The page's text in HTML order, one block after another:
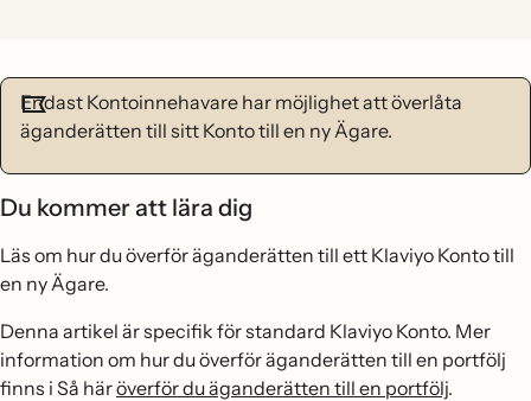
Endast Kontoinnehavare har möjlighet att överlåta
äganderätten till sitt Konto till en ny Ägare.
Du kommer att lära dig
Läs om hur du överför äganderätten till ett Klaviyo Konto till
en ny Ägare.
Denna artikel är specifik för standard Klaviyo Konto. Mer
information om hur du överför äganderätten till en portfölj
finns i Så häröverför du äganderätten till en portfölj.